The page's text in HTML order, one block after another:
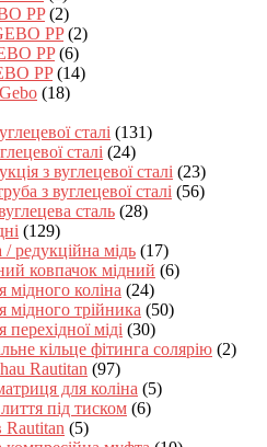
PP (2)
PP (2)
PP (6)
PP (14)
(18)
сталі (131)
сталі (24)
з вуглецевої сталі (23)
з вуглецевої сталі (56)
сталь (28)
(129)
/ редукційна мідь (17)
ковпачок мідний (6)
мідного коліна (24)
мідного трійника (50)
міді (30)
кільце фітинга солярію (2)
Rautitan (97)
для коліна (5)
під тиском (6)
Rautitan (5)